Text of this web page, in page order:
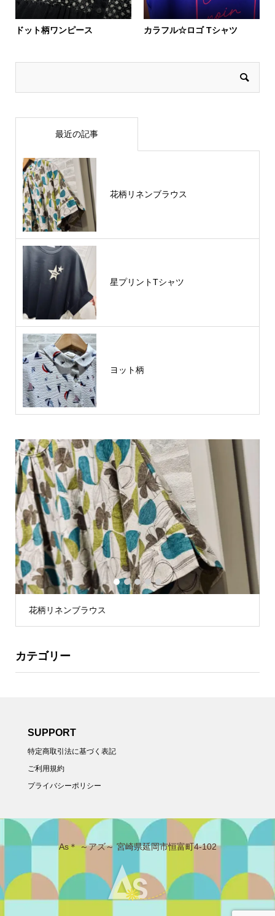
ドット柄ワンピース カラフル☆ロゴ Tシャツ
最近の記事
花柄リネンブラウス
星プリントTシャツ
ヨット柄
1 2 3 5
カテゴリー
SUPPORT
特定商取引法に基づく表記
ご利用規約
プライバシーポリシー
As＊ ～アズ～ 宮崎県延岡市恒富町4-102